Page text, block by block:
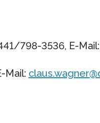
798-3536, E-Mail:
Mail: